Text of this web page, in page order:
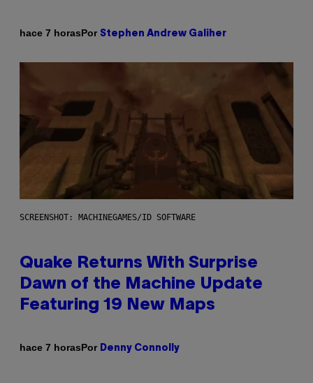
hace 7 horasPor Stephen Andrew Galiher
SCREENSHOT: MACHINEGAMES/ID SOFTWARE
Quake Returns With Surprise
Dawn of the Machine Update
Featuring 19 New Maps
hace 7 horasPor Denny Connolly